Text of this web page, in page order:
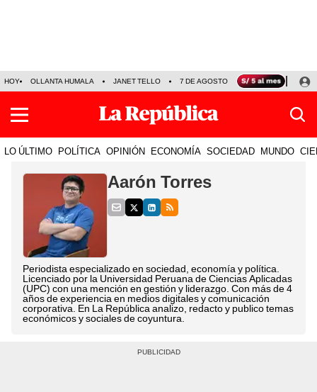
HOY OLLANTA HUMALA JANET TELLO 7 DE AGOSTO TINKA RESULTADOS
LO ÚLTIMO POLÍTICA OPINIÓN ECONOMÍA SOCIEDAD MUNDO
Aarón Torres
Periodista especializado en sociedad, economía y política.
Licenciado por la Universidad Peruana de Ciencias Aplicadas
(UPC) con una mención en gestión y liderazgo. Con más de 4
años de experiencia en medios digitales y comunicación
corporativa. En La República analizo, redacto y publico temas
económicos y sociales de coyuntura.